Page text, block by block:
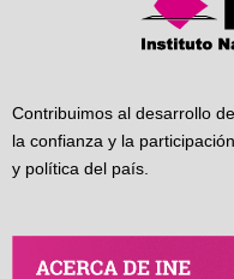
Contribuimos al desarrollo
la confianza y la
y política del país.